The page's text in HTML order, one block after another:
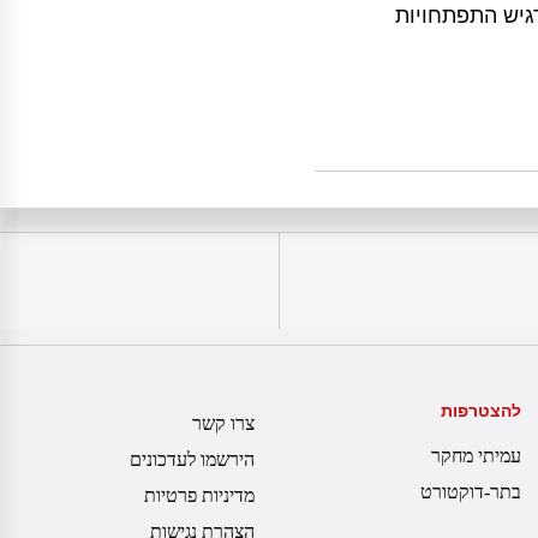
התפתחויות
להצטרפות
עמיתי מחקר
בתר-דוקטורט
צרו קשר
הירשמו לעדכונים
מדיניות פרטיות
הצהרת נגישות